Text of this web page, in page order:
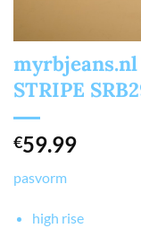
myrbjeans.nl
STRIPE
€59.99
pasvorm
high rise